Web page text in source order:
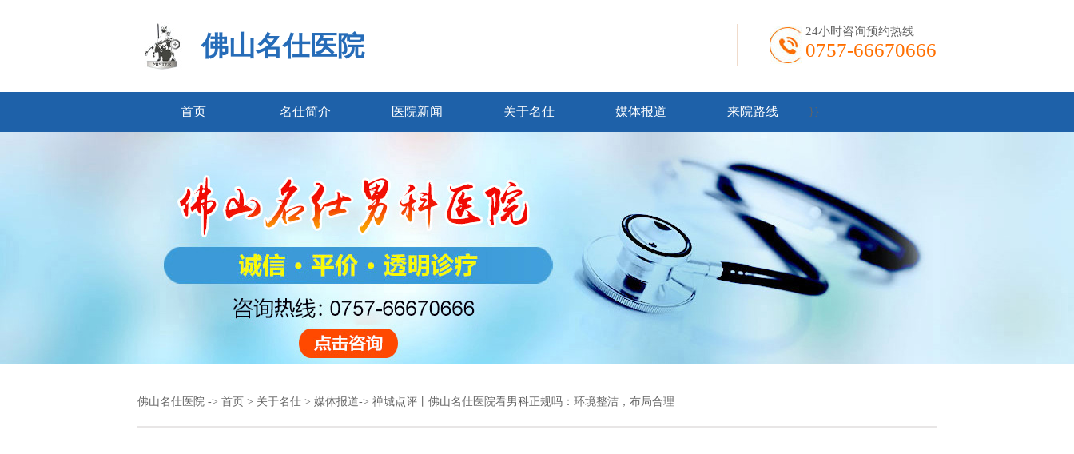
佛山名仕医院 24小时咨询预约热线
0757-66670666
首页 名仕简介 医院新闻 关于名仕 } }
媒体报道 来院路线
佛山名仕医院 -> 首页 > 关于名仕 > 媒体报道-> 禅城点评丨佛山名仕医院看男科正规吗：环境整洁，布局合理